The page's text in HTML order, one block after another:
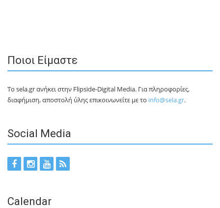
Ποιοι Είμαστε
Το sela.gr ανήκει στην Flipside-Digital Media. Για πληροφορίες,
διαφήμιση, αποστολή ύλης επικοινωνείτε με το info@sela.gr.
Social Media
Calendar